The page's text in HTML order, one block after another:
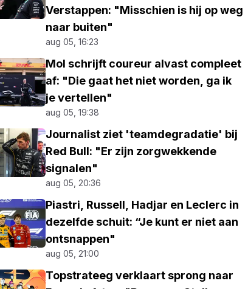
Verstappen: "Misschien is hij op weg
naar buiten"
aug 05, 16:23
Mol schrijft coureur alvast compleet
af: "Die gaat het niet worden, ga ik
je vertellen"
aug 05, 19:38
Journalist ziet 'teamdegradatie' bij
Red Bull: "Er zijn zorgwekkende
signalen"
aug 05, 20:36
Piastri, Russell, Hadjar en Leclerc in
dezelfde schuit: “Je kunt er niet aan
ontsnappen"
aug 05, 21:00
Topstrateeg verklaart sprong naar